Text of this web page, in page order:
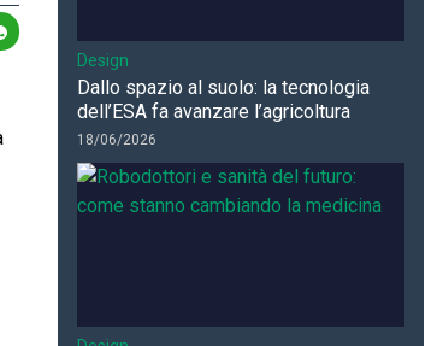
Design
Dallo spazio al suolo: la tecnologia
dell’ESA fa avanzare l’agricoltura
18/06/2026